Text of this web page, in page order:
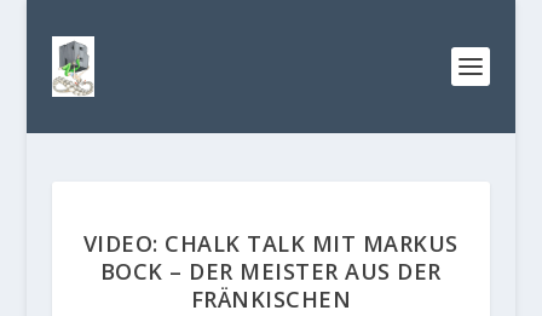
VIDEO: CHALK TALK MIT MARKUS
BOCK – DER MEISTER AUS DER
FRÄNKISCHEN